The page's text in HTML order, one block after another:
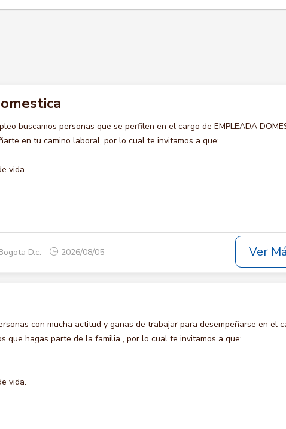
buscamos personas que se perfilen en el cargo de EMPLEADA
en tu camino laboral, por lo cual te invitamos a que:
vida.
D.c. 2026/08/05 Ver
con mucha actitud y ganas de trabajar para desempeñarse en el
que hagas parte de la familia , por lo cual te invitamos a que:
vida.